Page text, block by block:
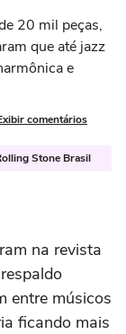
20 mil peças,
que até jazz
e
comentários
Stone Brasil
na revista
entre músicos
ficando mais